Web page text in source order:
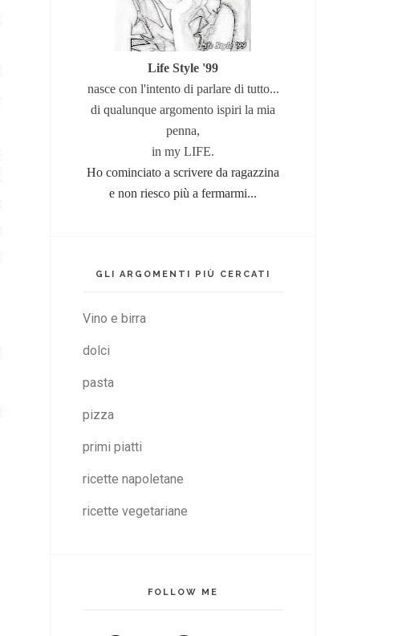
Life Style '99
nasce con l'intento di parlare di tutto...
di qualunque argomento ispiri la mia
penna,
in my LIFE.
Ho cominciato a scrivere da ragazzina
e non riesco più a fermarmi...
GLI ARGOMENTI PIÙ CERCATI
Vino e birra
dolci
pasta
pizza
primi piatti
ricette napoletane
ricette vegetariane
FOLLOW ME